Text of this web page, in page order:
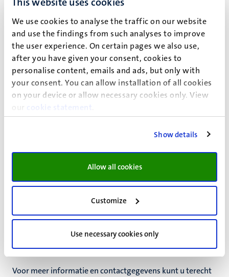
We use cookies to analyse the traffic on our website
and use the findings from such analyses to improve
the user experience. On certain pages we also use,
after you have given your consent, cookies to
personalise content, emails and ads, but only with
your consent. You can allow installation of all cookies
on your device or allow necessary cookies only. View
our
cookie statement
Show details
Allow all cookies
Customize
Use necessary cookies only
Huub Hamers (CNV Overheid)
Ankie Hochstenbach (CNV Overheid)
Raoul Rongen (plaatsvervangend lid namens CNV
Overheid)
Alice Voncken (plaatsvervangend lid namens CNV
Ceren Pekdemir (AOb)
Voor meer informatie en contactgegevens kunt u terecht